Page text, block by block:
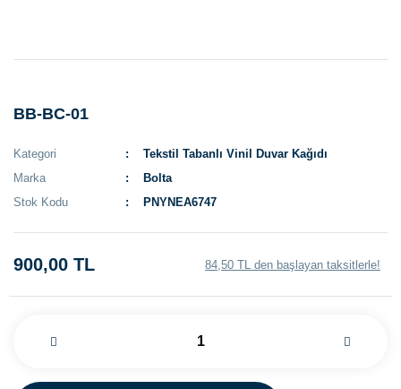
BB-BC-01
Kategori
Tekstil Tabanlı Vinil Duvar Kağıdı
Marka
Bolta
Stok Kodu
PNYNEA6747
900,00 TL 84,50 TL den başlayan taksitlerle!